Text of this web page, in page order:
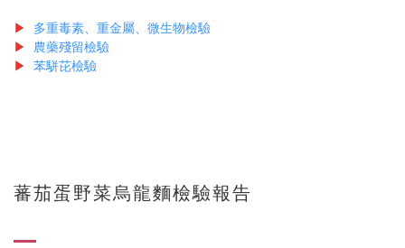
▶ 多重毒素、重金屬、微生物檢驗
▶ 農藥殘留檢驗
▶ 苯駢芘檢驗
蕃茄蛋野菜烏龍麵檢驗報告